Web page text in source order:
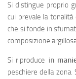
Si distingue proprio
cui prevale la tonalità
che si fonde in
composizione
Si riproduce in
peschiere della